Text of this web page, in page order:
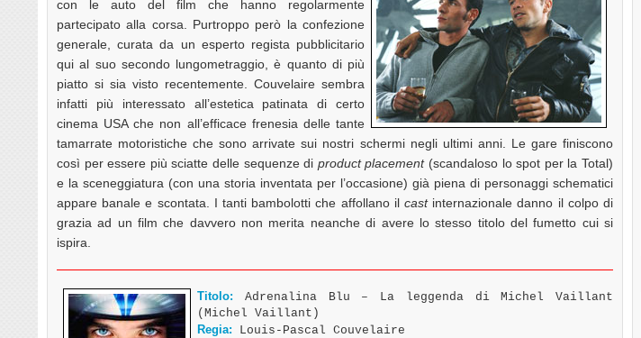
con le auto del film che hanno regolarmente
partecipato alla corsa. Purtroppo però la confezione
generale, curata da un esperto regista pubblicitario
qui al suo secondo lungometraggio, è quanto di più
piatto si sia visto recentemente. Couvelaire sembra
infatti più interessato all’estetica patinata di certo
cinema USA che non all’efficace frenesia delle tante
tamarrate motoristiche che sono arrivate sui nostri schermi negli ultimi anni. Le gare finiscono
così per essere più sciatte delle sequenze di product placement(scandaloso lo spot per la Total)
e la sceneggiatura (con una storia inventata per l’occasione) già piena di personaggi schematici
appare banale e scontata. I tanti bambolotti che affollano il castinternazionale danno il colpo di
grazia ad un film che davvero non merita neanche di avere lo stesso titolo del fumetto cui si
ispira.
Titolo: Adrenalina Blu – La leggenda di Michel Vaillant
(Michel Vaillant)
Regia: Louis-Pascal Couvelaire